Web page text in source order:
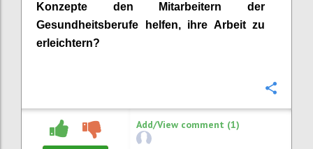
Konzepte den Mitarbeitern der
Gesundheitsberufe
helfen, ihre Arbeit zu
erleichtern?
Add/View comment (1)